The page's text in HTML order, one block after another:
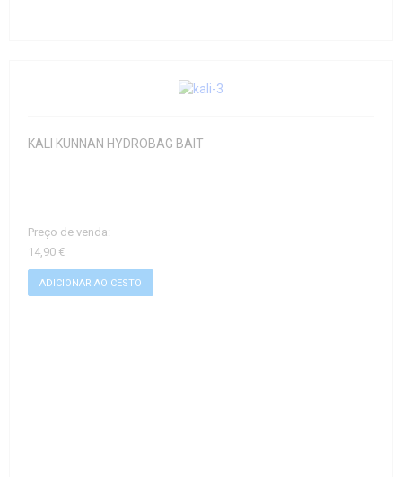
KALI KUNNAN HYDROBAG BAIT
Preço de venda:
14,90 €